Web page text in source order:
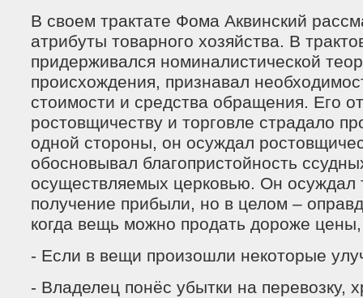
В своем трактате Фома Аквинский
атрибуты товарного хозяйства. В
придерживался номиналистической
происхождения, признавал
стоимости и средства обращения. Его
ростовщичеству и торговле страдало
одной стороны, он осуждал
обосновывал благопристойность
осуществляемых церковью. Он осуждал
получение прибыли, но в целом –
когда вещь можно продать дороже
- Если в вещи произошли некоторые
- Владелец понёс убытки на перевозку,